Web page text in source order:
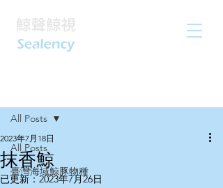
All Posts
臺灣海域鯨豚物種
All Posts
抹香鯨
2023年7月18日
已更新：2023年7月26日